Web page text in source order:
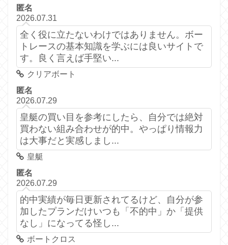
匿名
2026.07.31
全く役に立たないわけではありません。ボー
トレースの基本知識を学ぶには良いサイトで
す。良く言えば手堅い...
クリアボート
匿名
2026.07.29
皇艇の買い目を参考にしたら、自分では絶対
買わない組み合わせが的中。やっぱり情報力
は大事だと実感しまし...
皇艇
匿名
2026.07.29
的中実績が毎日更新されてるけど、自分が参
加したプランだけいつも「不的中」か「提供
なし」になってる怪し...
ボートクロス